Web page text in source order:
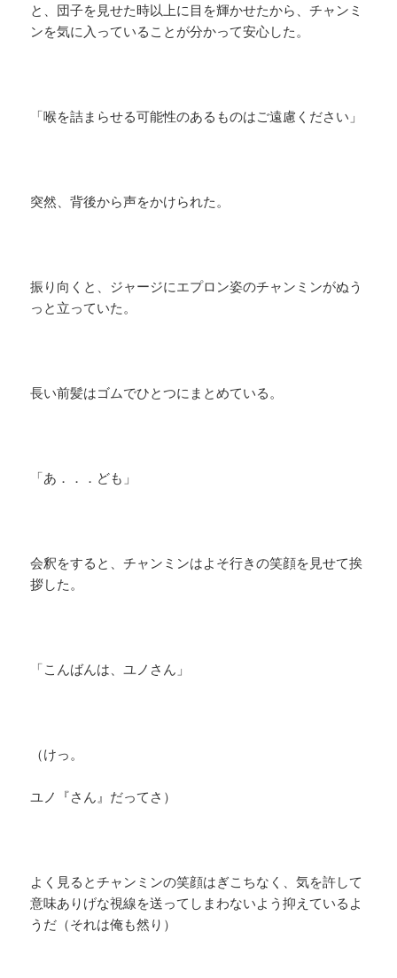
と、団子を見せた時以上に目を輝かせたから、チャンミ
ンを気に入っていることが分かって安心した。
「喉を詰まらせる可能性のあるものはご遠慮ください」
突然、背後から声をかけられた。
振り向くと、ジャージにエプロン姿のチャンミンがぬう
っと立っていた。
長い前髪はゴムでひとつにまとめている。
「あ．．．ども」
会釈をすると、チャンミンはよそ行きの笑顔を見せて挨
拶した。
「こんばんは、ユノさん」
（けっ。
ユノ『さん』だってさ）
よく見るとチャンミンの笑顔はぎこちなく、気を許して
意味ありげな視線を送ってしまわないよう抑えているよ
うだ（それは俺も然り）